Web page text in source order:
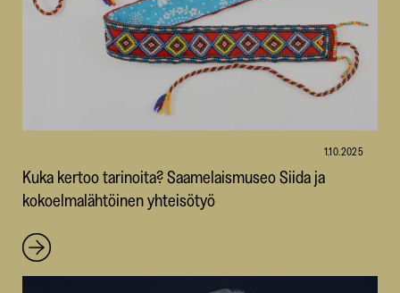
1.10.2025
Kuka kertoo tarinoita? Saamelais­museo Siida ja
kokoelmalähtöinen yhteisötyö